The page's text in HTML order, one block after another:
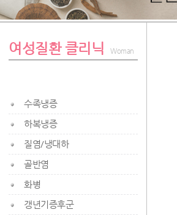
여성질환 클리닉 Woman
수족냉증
하복냉증
질염/냉대하
골반염
화병
갱년기증후군